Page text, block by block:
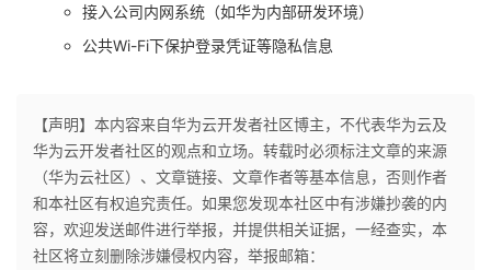
接入公司内网系统（如华为内部研发环境）
公共Wi-Fi下保护登录凭证等隐私信息
【声明】本内容来自华为云开发者社区博主，不代表华为云及
华为云开发者社区的观点和立场。转载时必须标注文章的来源
（华为云社区）、文章链接、文章作者等基本信息，否则作者
和本社区有权追究责任。如果您发现本社区中有涉嫌抄袭的内
容，欢迎发送邮件进行举报，并提供相关证据，一经查实，本
社区将立刻删除涉嫌侵权内容，举报邮箱：